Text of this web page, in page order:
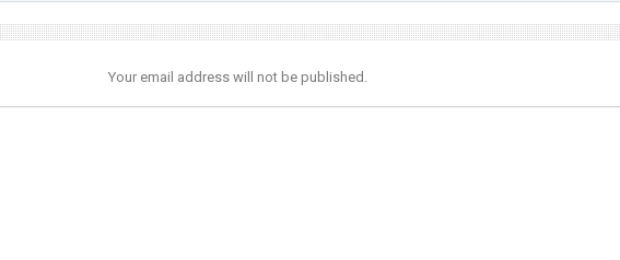
Your email address will not be published.